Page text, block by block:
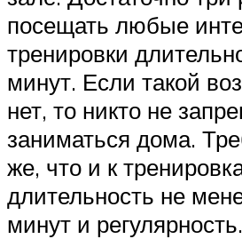
посещать любые
тренировки
минут. Если такой
нет, то никто не
заниматься дома.
же, что и к
длительность не
минут и регулярность.